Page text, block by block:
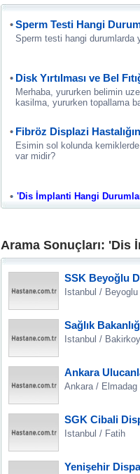
Sperm Testi Hangi
Sperm testi hangi durumlarda
Disk Yırtılması ve Bel
Merhaba, yururken belimin
kasilma, yururken topallama
Fibröz Displazi
Esimin sol kolunda
var midir?
'Dis İmplanti Hangi
Arama Sonuçları:
SSK Beyoğlu
Istanbul / Beyoglu
Sağlık
Istanbul / Bakirkoy
Ankara
Ankara / Elmadag
SGK Cibali
Istanbul / Fatih
Yenişehir